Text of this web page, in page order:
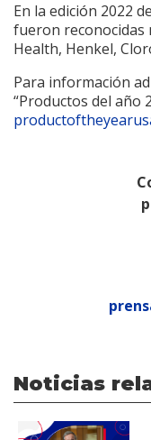
En la edición 2022
fueron reconocidas
Health, Henkel,
Para información
“Productos del año
Noticias